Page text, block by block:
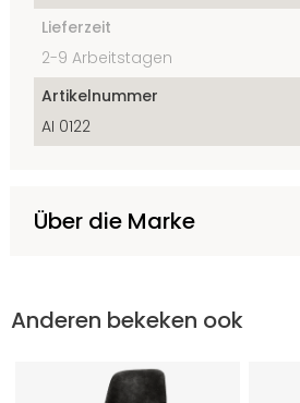
Lieferzeit
2-9 Arbeitstagen
Artikelnummer
AI 0122
Über die Marke
Anderen bekeken ook